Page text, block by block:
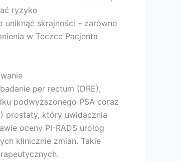
ryzyko
skrajności – zarówno
w Teczce Pacjenta
per rectum (DRE),
podwyższonego PSA coraz
prostaty, który uwidacznia
oceny PI-RADS urolog
klinicznie zmian. Takie